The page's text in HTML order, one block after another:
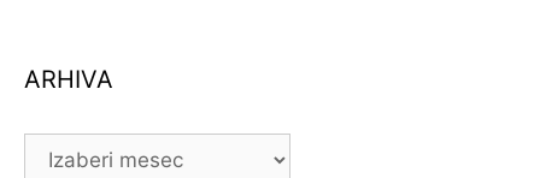
ARHIVA
ARHIVA